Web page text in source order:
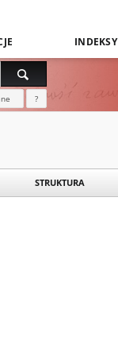
INDEKSY
?
STRUKTURA